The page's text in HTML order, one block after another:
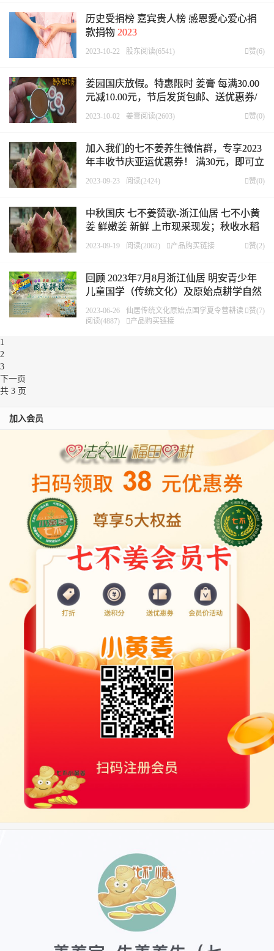
历史受捐榜 嘉宾贵人榜 感恩愛心爱心捐
款捐物 2023
赞(6)
2023-10-22 股东阅读(6541)
姜园国庆放假。特惠限时 姜膏 每满30.00
元减10.00元，节后发货包邮、送优惠券/
码 3张、送赠品
赞(0)
2023-10-02 姜膏阅读(2603)
加入我们的七不姜养生微信群，专享2023
年丰收节庆亚运优惠券！ 满30元，即可立
减10元！仅2天。
赞(0)
2023-09-23 阅读(2424)
中秋国庆 七不姜赞歌-浙江仙居 七不小黄
姜 鲜嫩姜 新鲜 上市现采现发；秋收水稻
大米预售特惠 送七不自酿会员定制白酒中
赞(2)
2023-09-19 阅读(2062) 产品购买链接
回顾 2023年7月8月浙江仙居 明安青少年
儿童国学（传统文化）及原始点耕学自然
体验夏令营2023年7/10-8/4（4周 全托）
赞(7)
2023-06-26 仙居传统文化原始点 国学夏令营耕读
阅读(4887)
产品购买链接
1
2
3
下一页
共 3 页
加入会员